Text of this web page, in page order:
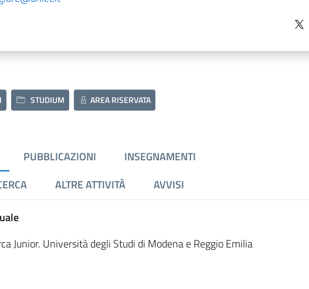
STUDIUM AREA RISERVATA
PUBBLICAZIONI
INSEGNAMENTI
ALTRE ATTIVITÀ AVVISI
Junior. Università degli Studi di Modena e Reggio Emilia